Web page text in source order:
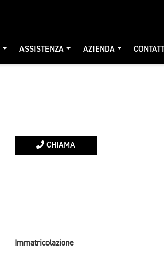
ASSISTENZA AZIENDA
CHIAMA
Immatricolazione